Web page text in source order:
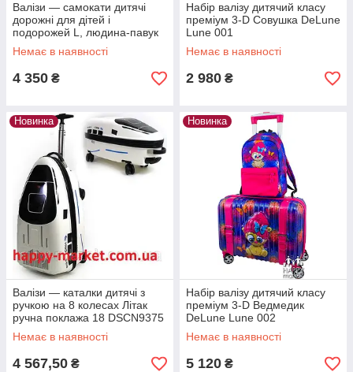
Валізи — самокати дитячі
дорожні для дітей і
подорожей L, людина-павук
DSCN9350-1
Немає в наявності
4 350 ₴
Набір валізу дитячий класу
преміум 3-D Совушка DeLune
Lune 001
Немає в наявності
2 980 ₴
Новинка
Валізи — каталки дитячі з
ручкою на 8 колесах Літак
ручна поклажа 18 DSCN9375
(2190-18)
Немає в наявності
4 567,50 ₴
Новинка
Набір валізу дитячий класу
преміум 3-D Ведмедик
DeLune Lune 002
Немає в наявності
5 120 ₴